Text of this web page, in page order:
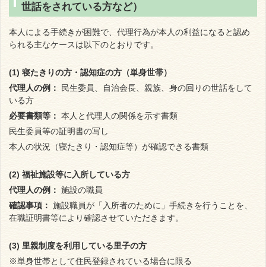
世話をされている方など）
本人による手続きが困難で、代理行為が本人の利益になると認め
られる主なケースは以下のとおりです。
(1) 寝たきりの方・認知症の方（単身世帯）
代理人の例：
民生委員、自治会長、親族、身の回りの世話をして
いる方
必要書類等： 本人と代理人の関係を示す書類
民生委員等の証明書の写し
本人の状況（寝たきり・認知症等）が確認できる書類
(2) 福祉施設等に入所している方
代理人の例： 施設の職員
確認事項： 施設職員が「入所者のために」手続きを行うことを、
在職証明書等により確認させていただきます。
(3) 里親制度を利用している里子の方
※単身世帯として住民登録されている場合に限る